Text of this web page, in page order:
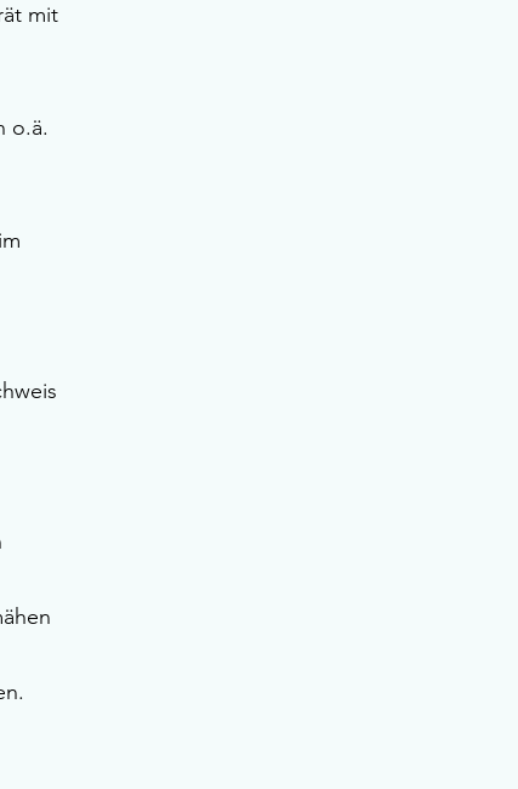
mit
o.ä.